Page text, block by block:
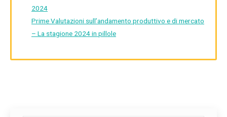
2024
Prime Valutazioni sull’andamento produttivo e di mercato
– La stagione 2024 in pillole